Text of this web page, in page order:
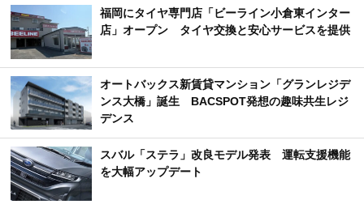
福岡にタイヤ専門店「ビーライン小倉東インター
店」オープン タイヤ交換と安心サービスを提供
オートバックス新賃貸マンション「グランレジデ
ンス大橋」誕生 BACSPOT発想の趣味共生レジ
デンス
スバル「ステラ」改良モデル発表 運転支援機能
を大幅アップデート